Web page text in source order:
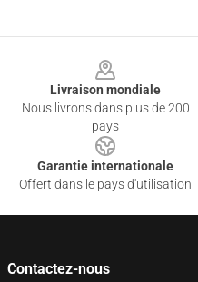
Livraison mondiale
Nous livrons dans plus de 200
pays
Garantie internationale
Offert dans le pays d'utilisation
Contactez-nous